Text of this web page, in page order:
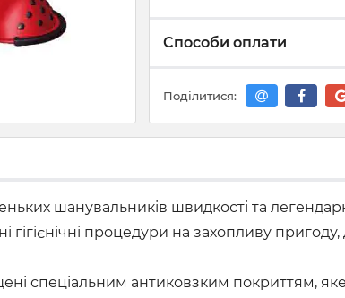
Способи оплати
Поділитися:
шанувальників швидкості та
процедури на захопливу
спеціальним антиковзким покриттям,